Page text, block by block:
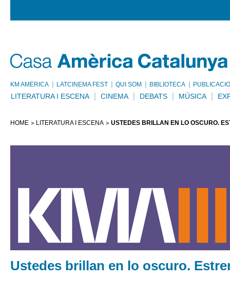
KM AMÈRICA LATCINEMA FEST QUI SOM BIBLIOTECA
LITERATURA I ESCENA CINEMA DEBATS MÚSICA
HOME LITERATURA I ESCENA USTEDES BRILLAN EN LO OSCURO.
Ustedes brillan en lo oscuro.